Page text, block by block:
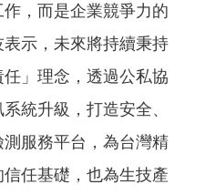
，而是企業競爭力的
示，未來將持續秉持
任」理念，透過公私協
統升級，打造安全、
服務平台，為台灣精
任基礎，也為生技產